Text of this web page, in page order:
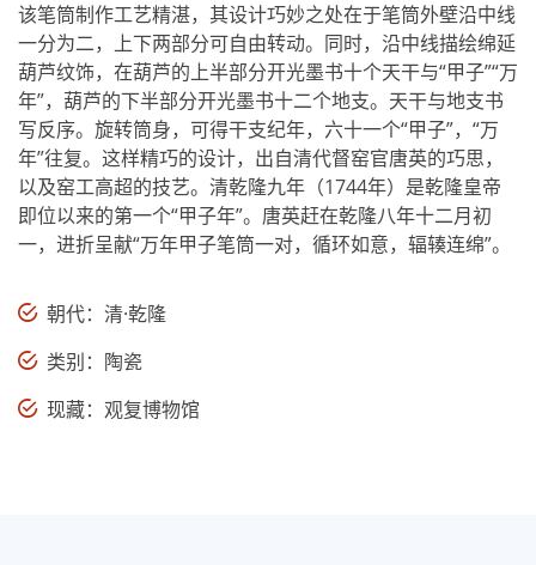
该笔筒制作工艺精湛，其设计巧妙之处在于笔筒外壁沿中线
一分为二，上下两部分可自由转动。同时，沿中线描绘绵延
葫芦纹饰，在葫芦的上半部分开光墨书十个天干与“甲子”“万
年”，葫芦的下半部分开光墨书十二个地支。天干与地支书
写反序。旋转筒身，可得干支纪年，六十一个“甲子”，“万
年”往复。这样精巧的设计，出自清代督窑官唐英的巧思，
以及窑工高超的技艺。清乾隆九年（1744年）是乾隆皇帝
即位以来的第一个“甲子年”。唐英赶在乾隆八年十二月初
一，进折呈献“万年甲子笔筒一对，循环如意，辐辏连绵”。
朝代：清·乾隆
类别：陶瓷
现藏：观复博物馆